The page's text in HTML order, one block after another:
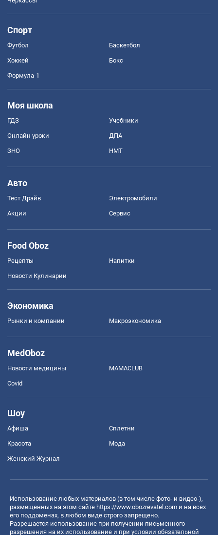
Спорт
Футбол Баскетбол
Хоккей Бокс
Формула-1
Моя школа
ГДЗ Учебники
Онлайн уроки ДПА
ЗНО НМТ
Авто
Тест Драйв Электромобили
Акции Сервис
Food Oboz
Рецепты Напитки
Новости Кулинарии
Экономика
Рынки и компании Mакроэкономика
MedOboz
Новости медицины MAMACLUB
Covid
Шоу
Афиша Сплетни
Красота Мода
Женский Журнал
Использование любых материалов (в том числе фото- и видео-),
размещенных на этом сайте https://www.obozrevatel.com и на всех
его поддоменах, в любом виде строго запрещено.
Разрешается использование при получении письменного
разрешения на их использование и при условии обязательной